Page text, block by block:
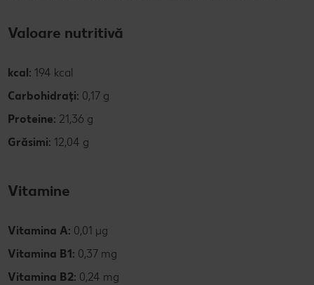
Valoare nutritivă
kcal: 194 kcal
Carbohidrați: 0,17 g
Proteine: 21,36 g
Grăsimi: 12,04 g
Vitamine
Vitamina A: 0,01 µg
Vitamina B1: 0,37 mg
Vitamina B2: 0,24 mg